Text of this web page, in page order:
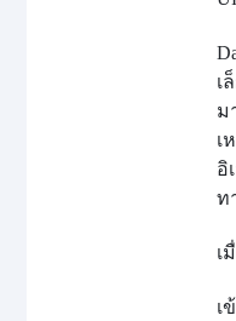
เ
ม
เ
อิ
ท
เ
เ